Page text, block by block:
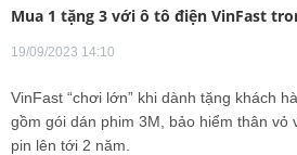
Mua 1 tặng 3 với ô tô điện VinFast
19/09/2023 14:10
VinFast “chơi lớn” khi dành tặng khách
gồm gói dán phim 3M, bảo hiểm thân vỏ
pin lên tới 2 năm.